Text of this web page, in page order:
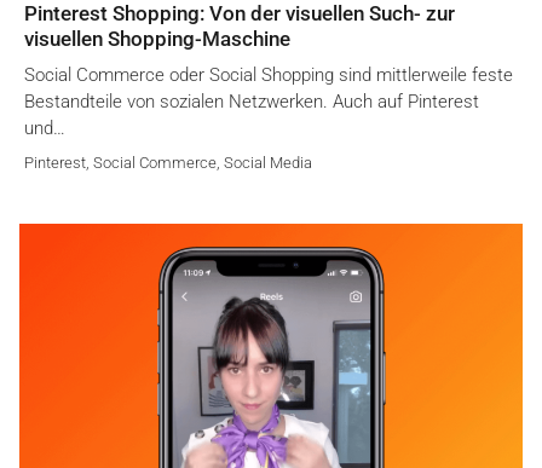
Pinterest Shopping: Von der visuellen Such- zur
visuellen Shopping-Maschine
Social Commerce oder Social Shopping sind mittlerweile feste
Bestandteile von sozialen Netzwerken. Auch auf Pinterest
und…
Pinterest, Social Commerce, Social Media